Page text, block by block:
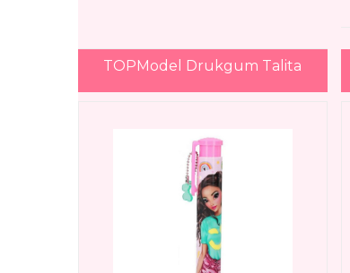
TOPModel Drukgum Talita